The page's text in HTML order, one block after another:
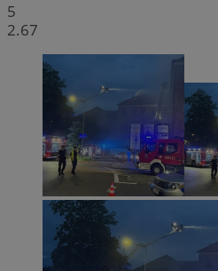
5
2.67